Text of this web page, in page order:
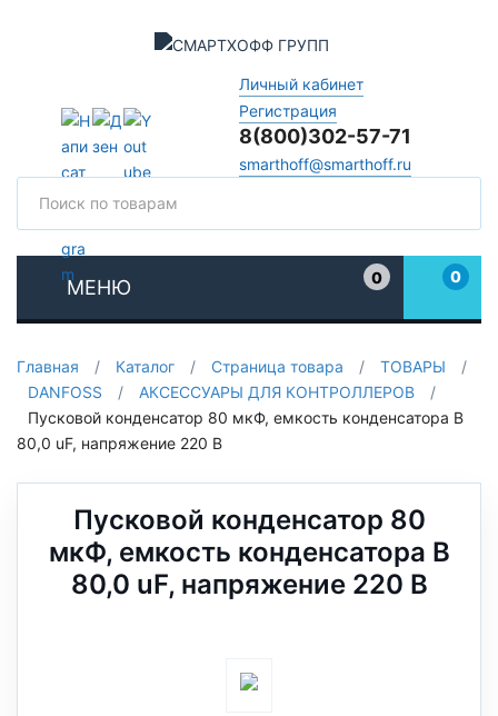
Личный кабинет
Регистрация
8(800)302-57-71
smarthoff@smarthoff.ru
МЕНЮ
0
0
Главная / Каталог / Страница товара / ТОВАРЫ
/
DANFOSS
/ АКСЕССУАРЫ ДЛЯ КОНТРОЛЛЕРОВ
/
Пусковой конденсатор 80 мкФ, емкость конденсатора В
80,0 uF, напряжение 220 В
Пусковой конденсатор 80
мкФ, емкость конденсатора В
80,0 uF, напряжение 220 В